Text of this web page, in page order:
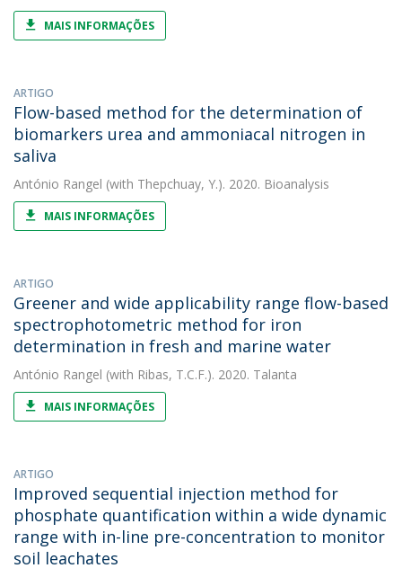
MAIS INFORMAÇÕES
ARTIGO
Flow-based method for the determination of
biomarkers urea and ammoniacal nitrogen in
saliva
António Rangel (with Thepchuay, Y.). 2020. Bioanalysis
MAIS INFORMAÇÕES
ARTIGO
Greener and wide applicability range flow-based
spectrophotometric method for iron
determination in fresh and marine water
António Rangel (with Ribas, T.C.F.). 2020. Talanta
MAIS INFORMAÇÕES
ARTIGO
Improved sequential injection method for
phosphate quantification within a wide dynamic
range with in-line pre-concentration to monitor
soil leachates